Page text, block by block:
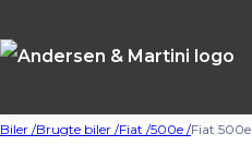
Biler /Brugte biler /Fiat /500e /Fiat 500e